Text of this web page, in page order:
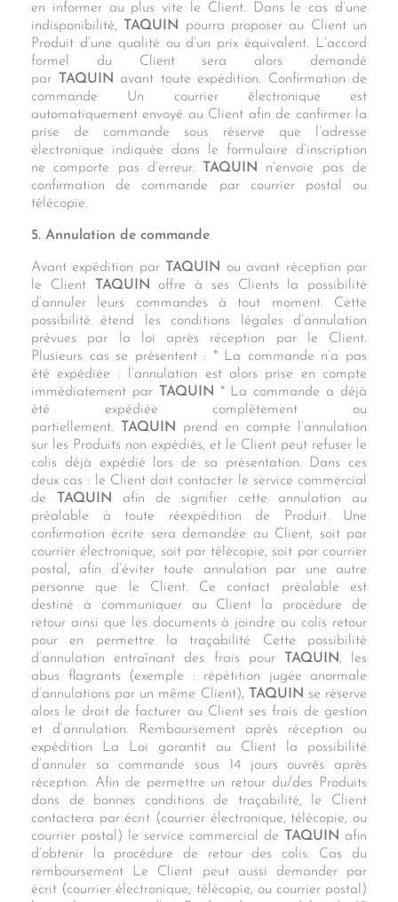
en informer au plus vite le Client. Dans le cas d’une
indisponibilité,
TAQUIN pourra proposer au Client un
Produit d’une qualité ou d’un prix équivalent. L’accord
formel du Client sera alors demandé
par
TAQUIN avant toute expédition. Confirmation de
commande Un courrier électronique est
automatiquement envoyé au Client afin de confirmer la
prise de commande sous réserve que l’adresse
électronique indiquée dans le formulaire d’inscription
ne comporte pas d’erreur.
TAQUIN
n’envoie pas de
confirmation de commande par courrier postal ou
télécopie.
5. Annulation de commande
Avant expédition par TAQUIN
ou avant réception par
le Client
TAQUIN offre à ses Clients la possibilité
d’annuler leurs commandes à tout moment. Cette
possibilité étend les conditions légales d’annulation
prévues par la loi après réception par le Client.
Plusieurs cas se présentent : * La commande n’a pas
été expédiée : l’annulation est alors prise en compte
immédiatement par
TAQUIN * La commande a déjà
été expédiée complètement ou
partiellement.
TAQUIN
prend en compte l’annulation
sur les Produits non expédiés, et le Client peut refuser le
colis déjà expédié lors de sa présentation. Dans ces
deux cas : le Client doit contacter le service commercial
de
TAQUIN
afin de signifier cette annulation au
préalable à toute réexpédition de Produit. Une
confirmation écrite sera demandée au Client, soit par
courrier électronique, soit par télécopie, soit par courrier
postal, afin d’éviter toute annulation par une autre
personne que le Client. Ce contact préalable est
destiné à communiquer au Client la procédure de
retour ainsi que les documents à joindre au colis retour
pour en permettre la traçabilité Cette possibilité
d’annulation entraînant des frais pour
TAQUIN, les
abus flagrants (exemple : répétition jugée anormale
d’annulations par un même Client),
TAQUIN se réserve
alors le droit de facturer au Client ses frais de gestion
et d’annulation. Remboursement après réception ou
expédition La Loi garantit au Client la possibilité
d’annuler sa commande sous 14 jours ouvrés après
réception. Afin de permettre un retour du/des Produits
dans de bonnes conditions de traçabilité, le Client
contactera par écrit (courrier électronique, télécopie, ou
courrier postal) le service commercial de
TAQUIN afin
d’obtenir la procédure de retour des colis. Cas du
remboursement Le Client peut aussi demander par
écrit (courrier électronique, télécopie, ou courrier postal)